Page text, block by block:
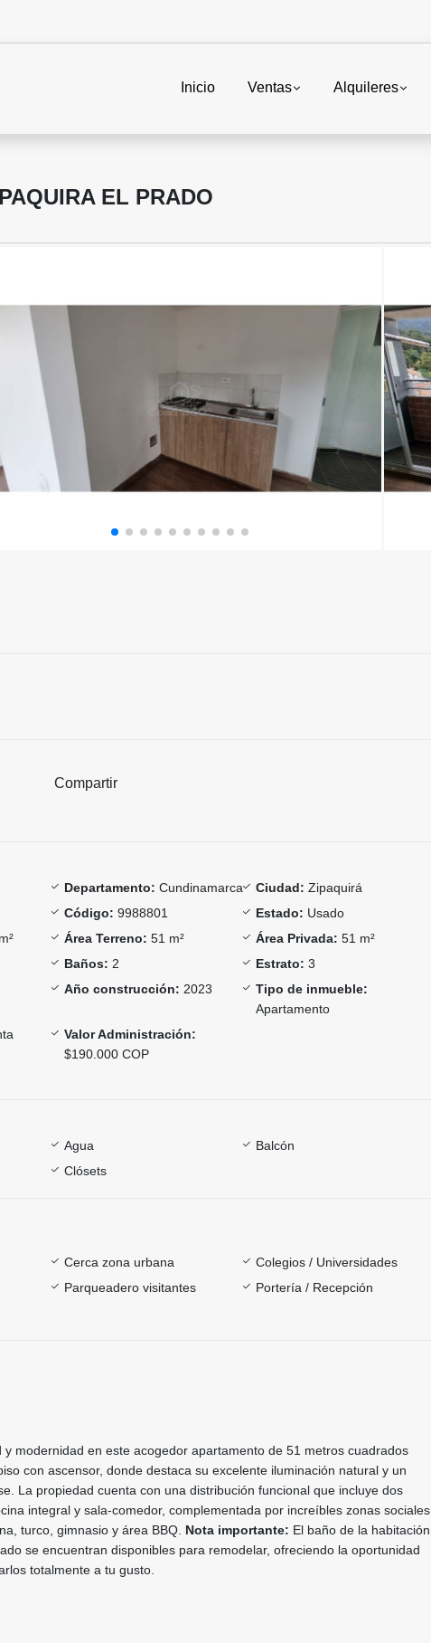
Inicio Ventas Alquileres
EL PRADO
Compartir
Departamento: Cundinamarca Ciudad: Zipaquirá
Código: 9988801 Estado: Usado
Área Terreno: 51 m² Área Privada: 51 m²
Baños: 2 Estrato: 3
Año construcción: 2023
Tipo de inmueble:
Apartamento
Valor Administración:
$190.000 COP
Agua
Balcón
Clósets
Cerca zona urbana
Colegios / Universidades
Parqueadero visitantes
Portería / Recepción
y modernidad en este acogedor apartamento de 51 metros cuadrados
con ascensor, donde destaca su excelente iluminación natural y un
La propiedad cuenta con una distribución funcional que incluye dos
integral y sala-comedor, complementada por increíbles zonas sociales
turco, gimnasio y área BBQ. Nota importante: El baño de la habitación
se encuentran disponibles para remodelar, ofreciendo la oportunidad
totalmente a tu gusto.